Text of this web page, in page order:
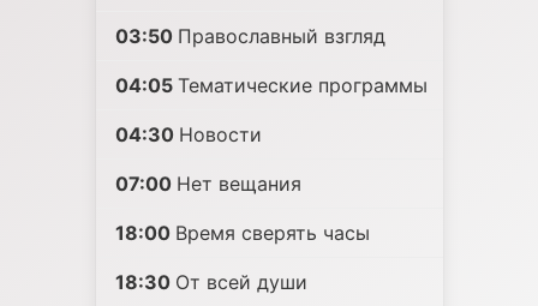
03:50 Православный взгляд
04:05 Тематические программы
04:30 Новости
07:00 Нет вещания
18:00 Время сверять часы
18:30 От всей души